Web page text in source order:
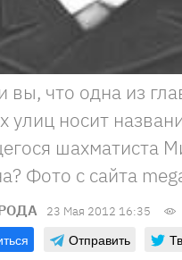
вы, что одна из
улиц носит
шахматиста
Фото с сайта
23 Мая 2012 16:35
Отправить